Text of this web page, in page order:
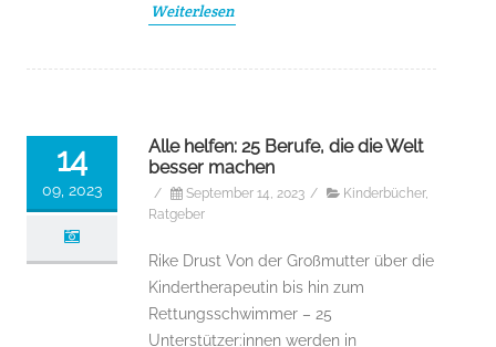
Weiterlesen
14
09, 2023
Alle helfen: 25 Berufe, die die Welt
besser machen
/ September 14, 2023 / Kinderbücher,
Ratgeber
Rike Drust Von der Großmutter über die
Kindertherapeutin bis hin zum
Rettungsschwimmer – 25
Unterstützer:innen werden in